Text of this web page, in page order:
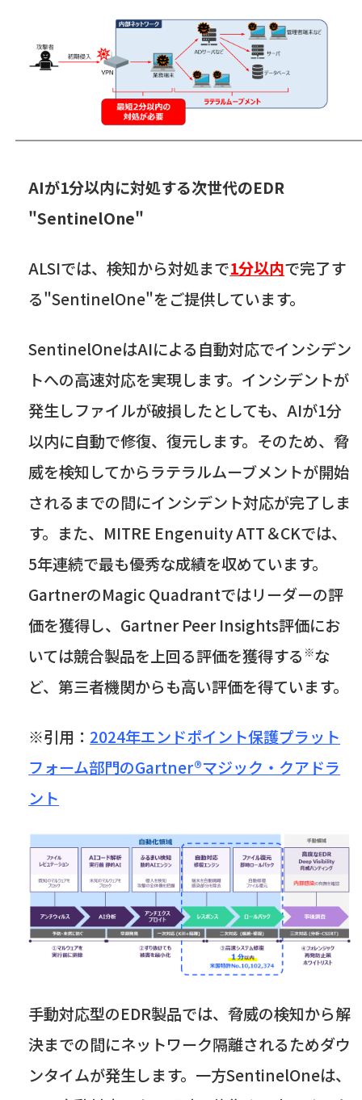
AIが1分以内に対処する次世代のEDR
"SentinelOne"
ALSIでは、検知から対処まで1分以内で完了す
る"SentinelOne"をご提供しています。
SentinelOneはAIによる自動対応でインシデン
トへの高速対応を実現します。インシデントが
発生しファイルが破損したとしても、AIが1分
以内に自動で修復、復元します。そのため、脅
威を検知してからラテラルムーブメントが開始
されるまでの間にインシデント対応が完了しま
す。また、MITRE Engenuity ATT＆CKでは、
5年連続で最も優秀な成績を収めています。
GartnerのMagic Quadrantではリーダーの評
価を獲得し、 Gartner Peer Insights評価にお
いては競合製品を上回る評価を獲得する ※な
ど、第三者機関からも高い評価を得ています。
※引用： 2024年エンドポイント保護プラット
フォーム部門のGartner®マジック・クアドラ
ント
手動対応型のEDR製品では、脅威の検知から解
決までの間にネットワーク隔離されるためダウ
ンタイムが発生します。一方SentinelOneは、